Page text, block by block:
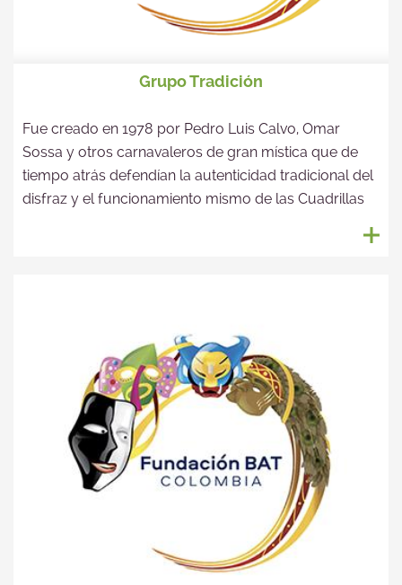
Grupo Tradición
Fue creado en 1978 por Pedro Luis Calvo, Omar
Sossa y otros carnavaleros de gran mística que de
tiempo atrás defendían la autenticidad tradicional del
disfraz y el funcionamiento mismo de las Cuadrillas